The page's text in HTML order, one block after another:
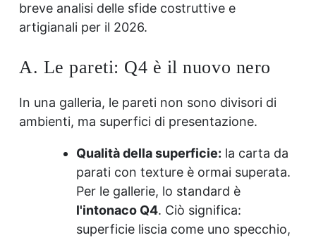
breve analisi delle sfide costruttive e
artigianali per il 2026.
A. Le pareti: Q4 è il nuovo nero
In una galleria, le pareti non sono divisori di
ambienti, ma superfici di presentazione.
Qualità della superficie: la carta da
parati con texture è ormai superata.
Per le gallerie, lo standard è
l'intonaco Q4. Ciò significa:
superficie liscia come uno specchio,